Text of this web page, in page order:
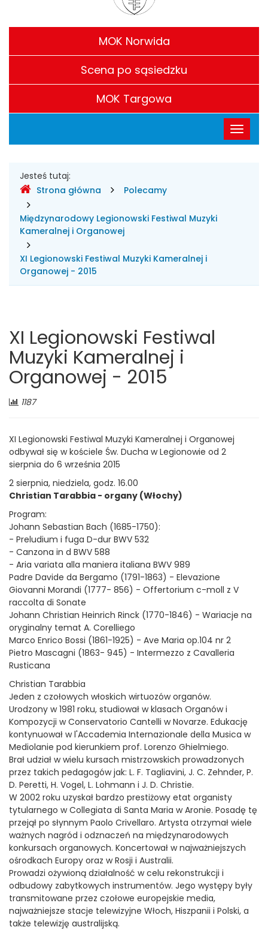
Kultury
S.
Chaplina
w
MOK Norwida
Scena po sąsiedzku
MOK Targowa
główne
Gdzie
jesteśmy
Jesteś tutaj:
Strona główna
Polecamy
Międzynarodowy Legionowski Festiwal Muzyki
Kameralnej i Organowej
XI Legionowski Festiwal Muzyki Kameralnej i
Organowej - 2015
XI Legionowski Festiwal
Muzyki Kameralnej i
Organowej - 2015
Liczba
1187
XI Legionowski Festiwal Muzyki Kameralnej i Organowej
odbywał się w kościele Św. Ducha w Legionowie od 2
sierpnia do 6 września 2015
2 sierpnia, niedziela, godz. 16.00
Christian Tarabbia - organy (Włochy)
Program:
Johann Sebastian Bach (1685-1750):
- Preludium i fuga D-dur BWV 532
- Canzona in d BWV 588
- Aria variata alla maniera italiana BWV 989
Padre Davide da Bergamo (1791-1863) - Elevazione
Giovanni Morandi (1777- 856) - Offertorium c-moll z V
raccolta di Sonate
Johann Christian Heinrich Rinck (1770-1846) - Wariacje na
oryginalny temat A. Corelliego
Marco Enrico Bossi (1861-1925) - Ave Maria op.104 nr 2
Pietro Mascagni (1863- 945) - Intermezzo z Cavalleria
Rusticana
Christian Tarabbia
Jeden z czołowych włoskich wirtuozów organów.
Urodzony w 1981 roku, studiował w klasach Organów i
Kompozycji w Conservatorio Cantelli w Novarze. Edukację
kontynuował w l'Accademia Internazionale della Musica w
Mediolanie pod kierunkiem prof. Lorenzo Ghielmiego.
Brał udział w wielu kursach mistrzowskich prowadzonych
przez takich pedagogów jak: L. F. Tagliavini, J. C. Zehnder, P.
D. Peretti, H. Vogel, L. Lohmann i J. D. Christie.
W 2002 roku uzyskał bardzo prestiżowy etat organisty
tytularnego w Collegiata di Santa Maria w Aronie. Posadę tę
przejął po słynnym Paolo Crivellaro. Artysta otrzymał wiele
ważnych nagród i odznaczeń na międzynarodowych
konkursach organowych. Koncertował w najważniejszych
ośrodkach Europy oraz w Rosji i Australii.
Prowadzi ożywioną działalność w celu rekonstrukcji i
odbudowy zabytkowych instrumentów. Jego występy były
transmitowane przez czołowe europejskie media,
najważniejsze stacje telewizyjne Włoch, Hiszpanii i Polski, a
także telewizję australijską.